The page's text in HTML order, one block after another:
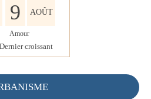
9 AOÛT
Amour
Dernier croissant